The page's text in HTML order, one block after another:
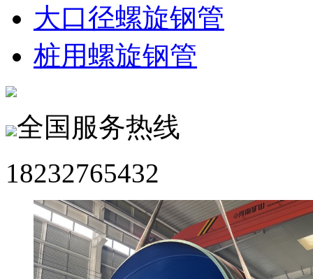
大口径螺旋钢管
桩用螺旋钢管
全国服务热线
18232765432